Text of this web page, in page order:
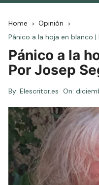
Home
Opinión
Pánico a la hoja en blanco
Pánico a la
Por Josep
By: Elescritor.es On: